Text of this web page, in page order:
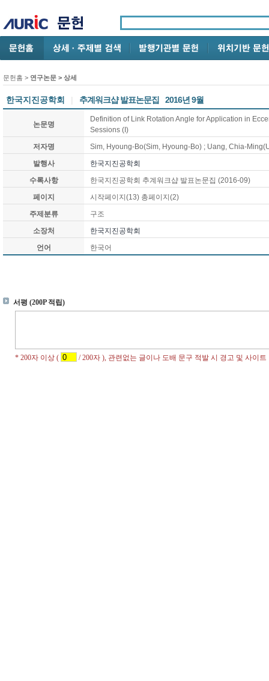
문헌홈 > 연구논문 > 상세
한국지진공학회 | 추계워크샵 발표논문집 2016년 9월
논문명
Definition of Link Rotation Angle for Application in
Sessions (I)
저자명
Sim, Hyoung-Bo(Sim, Hyoung-Bo) ; Uang, Chia-
발행사
한국지진공학회
수록사항
한국지진공학회 추계워크샵 발표논문집 (2016-09)
페이지
시작페이지(13) 총페이지(2)
주제분류
구조
소장처
한국지진공학회
언어
한국어